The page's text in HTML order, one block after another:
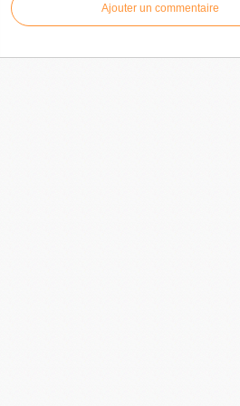
Ajouter un commentaire